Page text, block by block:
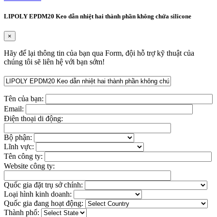
LIPOLY EPDM20 Keo dẫn nhiệt hai thành phần không chứa silicone
×
Hãy để lại thông tin của bạn qua Form, đội hỗ trợ kỹ thuật của
chúng tôi sẽ liên hệ với bạn sớm!
Tên của bạn:
Email:
Điện thoại di động:
Bộ phận:
Lĩnh vực:
Tên công ty:
Website công ty:
Quốc gia đặt trụ sở chính:
Loại hình kinh doanh:
Quốc gia đang hoạt động:
Thành phố: